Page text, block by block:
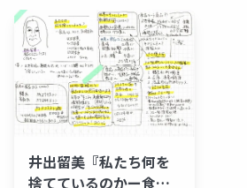
井出留美『私たち何を
捨てているのかー食品